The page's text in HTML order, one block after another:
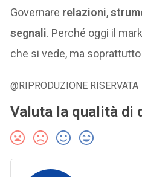
Governare relazioni,
segnali. Perché oggi il
che si vede, ma
@RIPRODUZIONE RISERVATA
Valuta la qualità di